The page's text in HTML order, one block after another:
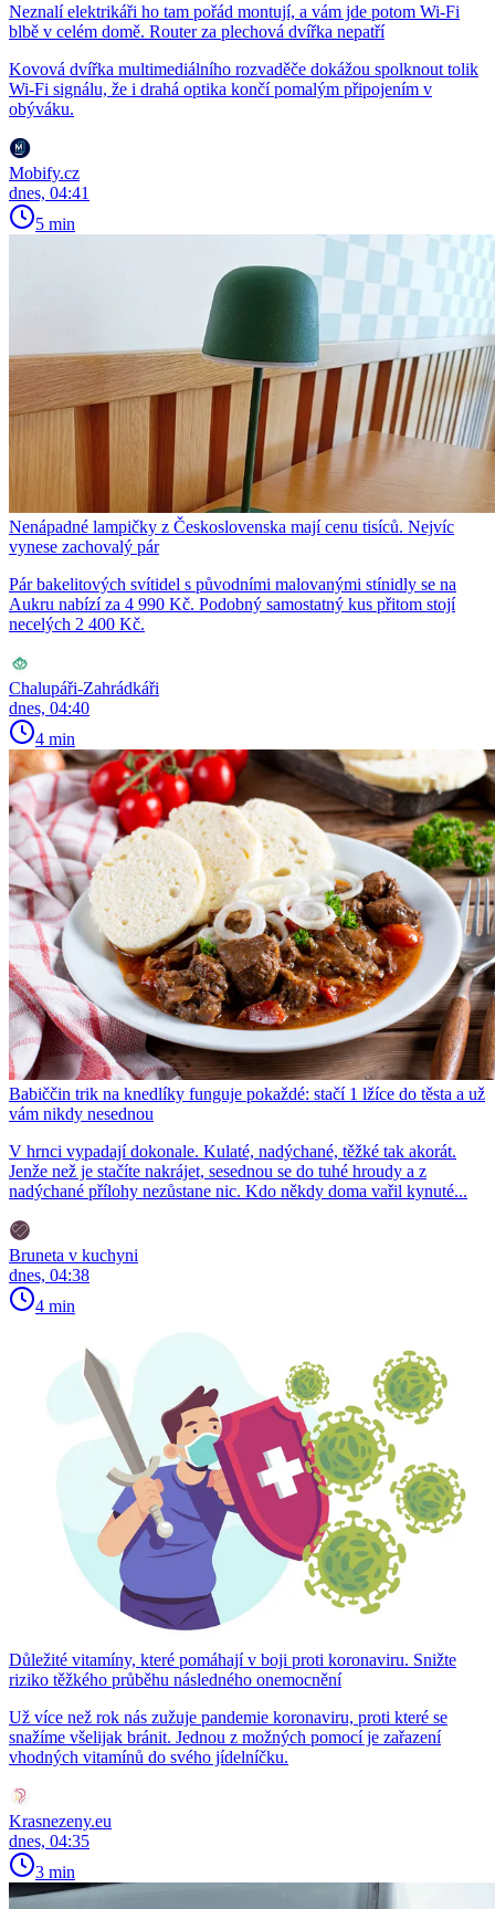
Neznalí elektrikáři ho tam pořád montují, a vám jde potom Wi-Fi
blbě v celém domě. Router za plechová dvířka nepatří
Kovová dvířka multimediálního rozvaděče dokážou spolknout tolik
Wi-Fi signálu, že i drahá optika končí pomalým připojením v
obýváku.
Mobify.cz
dnes, 04:41
5 min
Nenápadné lampičky z Československa mají cenu tisíců. Nejvíc
vynese zachovalý pár
Pár bakelitových svítidel s původními malovanými stínidly se na
Aukru nabízí za 4 990 Kč. Podobný samostatný kus přitom stojí
necelých 2 400 Kč.
Chalupáři-Zahrádkáři
dnes, 04:40
4 min
Babiččin trik na knedlíky funguje pokaždé: stačí 1 lžíce do těsta a už
vám nikdy nesednou
V hrnci vypadají dokonale. Kulaté, nadýchané, těžké tak akorát.
Jenže než je stačíte nakrájet, sesednou se do tuhé hroudy a z
nadýchané přílohy nezůstane nic. Kdo někdy doma vařil kynuté...
Bruneta v kuchyni
dnes, 04:38
4 min
Důležité vitamíny, které pomáhají v boji proti koronaviru. Snižte
riziko těžkého průběhu následného onemocnění
Už více než rok nás zužuje pandemie koronaviru, proti které se
snažíme všelijak bránit. Jednou z možných pomocí je zařazení
vhodných vitamínů do svého jídelníčku.
Krasnezeny.eu
dnes, 04:35
3 min